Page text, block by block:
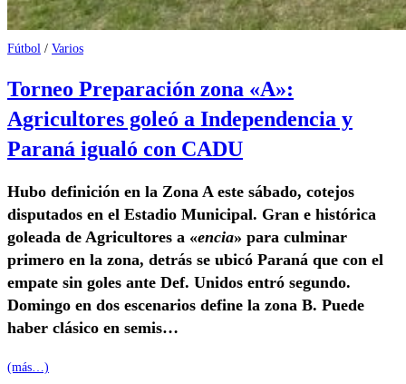
Fútbol / Varios
Torneo Preparación zona «A»:
Agricultores goleó a Independencia y
Paraná igualó con CADU
Hubo definición en la Zona A este sábado, cotejos
disputados en el Estadio Municipal. Gran e histórica
goleada de Agricultores a «encia» para culminar
primero en la zona, detrás se ubicó Paraná que con el
empate sin goles ante Def. Unidos entró segundo.
Domingo en dos escenarios define la zona B. Puede
haber clásico en semis…
(más…)